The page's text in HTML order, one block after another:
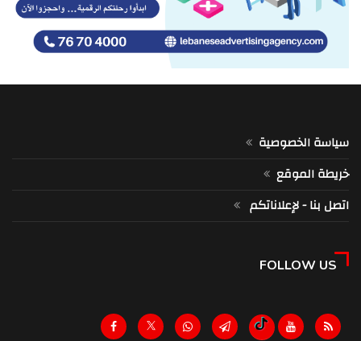
سياسة الخصوصية
خريطة الموقع
اتصل بنا - لإعلاناتكم
FOLLOW US